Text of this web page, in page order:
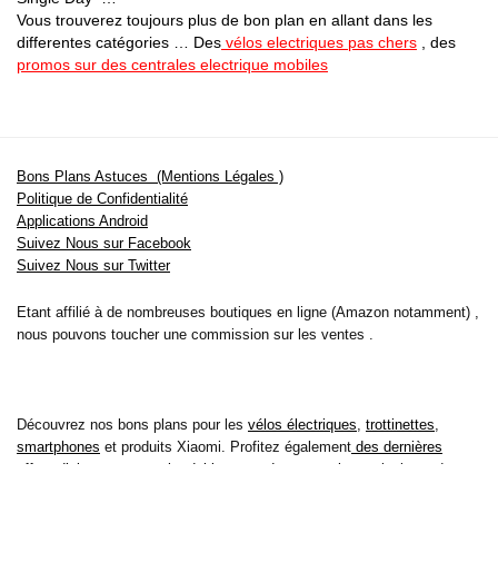
Vous trouverez toujours plus de bon plan en allant dans les
differentes catégories … Des vélos electriques pas chers , des
promos sur des centrales electrique mobiles
Bons Plans Astuces (Mentions Légales )
Politique de Confidentialité
Applications Android
Suivez Nous sur Facebook
Suivez Nous sur Twitter
Etant affilié à de nombreuses boutiques en ligne (Amazon notamment) ,
nous pouvons toucher une commission sur les ventes .
Découvrez nos bons plans pour les vélos électriques trottinettes
smartphones et produits Xiaomi. Profitez également des dernières
offres d’abonnements abordables pour des magazines
, ainsi que des